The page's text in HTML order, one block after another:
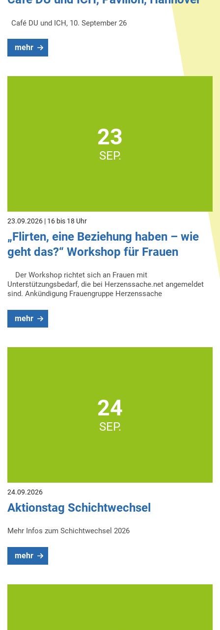
Café DU und ICH, 10. September 26
mehr
23
SEP.
23.09.2026 | 16 bis 18 Uhr
„Flirten, eine Beziehung haben – wie
geht das?“ Workshop für Frauen
Der Workshop richtet sich an Frauen mit
Unterstützungsbedarf, die bei Herzenssache.net angemeldet
sind. Ankündigung Frauengruppe Herzenssache
mehr
24
SEP.
24.09.2026
Aktionstag Schichtwechsel
Mehr Infos zum Schichtwechsel 2026
mehr